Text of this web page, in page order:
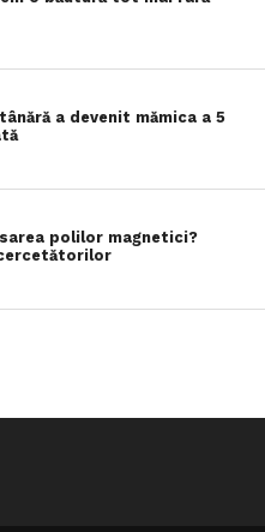
a devenit mămica a 5
polilor magnetici?